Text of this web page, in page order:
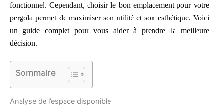
fonctionnel. Cependant, choisir le bon emplacement pour votre
pergola permet de maximiser son utilité et son esthétique. Voici
un guide complet pour vous aider à prendre la meilleure
décision.
Sommaire
Analyse de l’espace disponible